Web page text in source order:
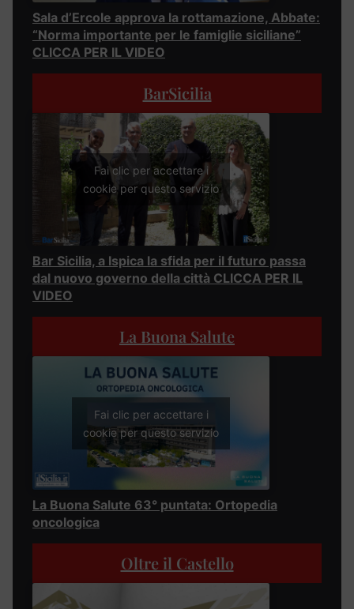
Sala d’Ercole approva la rottamazione, Abbate:
“Norma importante per le famiglie siciliane”
CLICCA PER IL VIDEO
BarSicilia
Fai clic per accettare i
cookie per questo servizio
Bar Sicilia, a Ispica la sfida per il futuro passa
dal nuovo governo della città CLICCA PER IL
VIDEO
La Buona Salute
Fai clic per accettare i
cookie per questo servizio
La Buona Salute 63° puntata: Ortopedia
oncologica
Oltre il Castello